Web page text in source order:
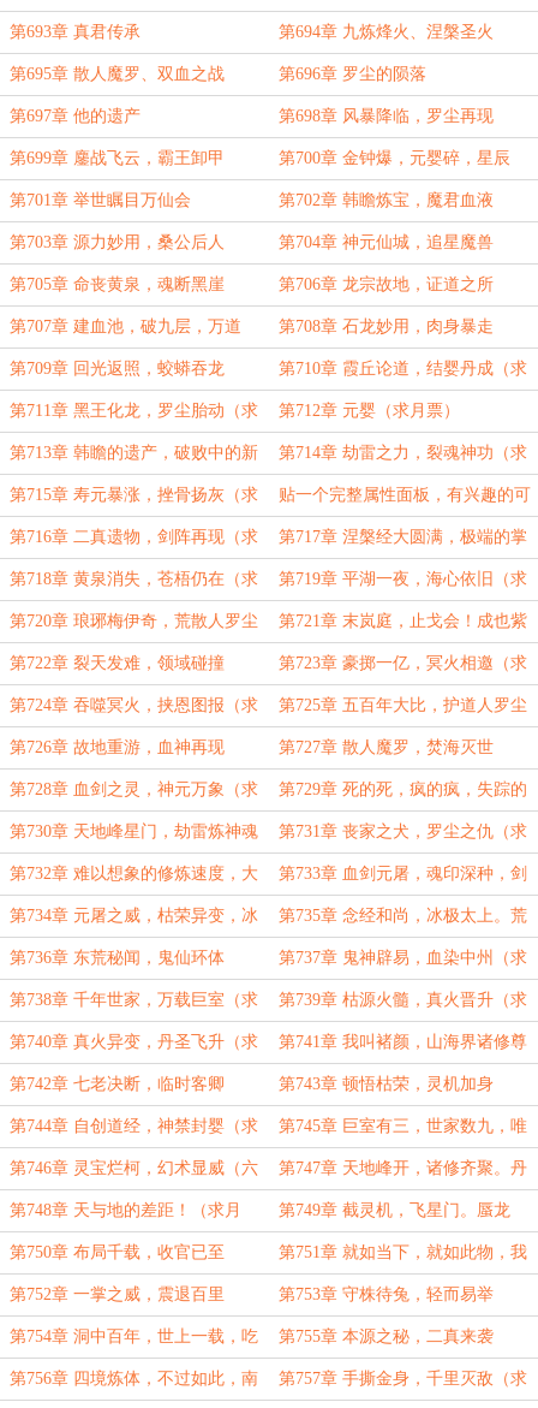
第693章 真君传承 第694章 九炼烽火、涅槃圣火
第695章 散人魔罗、双血之战 第696章 罗尘的陨落
第697章 他的遗产 第698章 风暴降临，罗尘再现
第699章 鏖战飞云，霸王卸甲 第700章 金钟爆，元婴碎，星辰
落，夜明昭
第701章 举世瞩目万仙会 第702章 韩瞻炼宝，魔君血液
第703章 源力妙用，桑公后人 第704章 神元仙城，追星魔兽
第705章 命丧黄泉，魂断黑崖 第706章 龙宗故地，证道之所
第707章 建血池，破九层，万道
终，道体隐（六千字大章）
第708章 石龙妙用，肉身暴走
第709章 回光返照，蛟蟒吞龙 第710章 霞丘论道，结婴丹成（求
月票）
第711章 黑王化龙，罗尘胎动（求
月票！）
第712章 元婴（求月票）
第713章 韩瞻的遗产，破败中的新
生（求求月票））
第714章 劫雷之力，裂魂神功（求
月票）
第715章 寿元暴涨，挫骨扬灰（求
月票！）
贴一个完整属性面板，有兴趣的可
以看看
第716章 二真遗物，剑阵再现（求
月票！）
第717章 涅槃经大圆满，极端的掌
控力！（求月票！）
第718章 黄泉消失，苍梧仍在（求
月票）
第719章 平湖一夜，海心依旧（求
月票）
第720章 琅琊梅伊奇，荒散人罗尘
（求月票）
第721章 末岚庭，止戈会！成也紫
府，败也紫府？
第722章 裂天发难，领域碰撞 第723章 豪掷一亿，冥火相邀（求
月票）
第724章 吞噬冥火，挟恩图报（求
月票）
第725章 五百年大比，护道人罗尘
（求月票）
第726章 故地重游，血神再现 第727章 散人魔罗，焚海灭世
第728章 血剑之灵，神元万象（求
月票！）
第729章 死的死，疯的疯，失踪的
失踪，不祥之海（六千字大章求月
票）
第730章 天地峰星门，劫雷炼神魂
（求月票）
第731章 丧家之犬，罗尘之仇（求
月票）
第732章 难以想象的修炼速度，大
器晚成（求月票！）
第733章 血剑元屠，魂印深种，剑
戟起航，神元封城（求月票！）
第734章 元屠之威，枯荣异变，冰
极宗之难，鬼仙楼再现（求月票！）
第735章 念经和尚，冰极太上。荒
兽一吼，大能出手（求月票）
第736章 东荒秘闻，鬼仙环体 第737章 鬼神辟易，血染中州（求
月票！）
第738章 千年世家，万载巨室（求
月票！）
第739章 枯源火髓，真火晋升（求
月票！）
第740章 真火异变，丹圣飞升（求
月票！）
第741章 我叫褚颜，山海界诸修尊
我为丹圣（求月票！）
第742章 七老决断，临时客卿 第743章 顿悟枯荣，灵机加身
第744章 自创道经，神禁封婴（求
月票！）
第745章 巨室有三，世家数九，唯
有寒门，一枝独秀
第746章 灵宝烂柯，幻术显威（六
千字大章，小补！）
第747章 天地峰开，诸修齐聚。丹
圣飞升，山海相贺！
第748章 天与地的差距！（求月
票）
第749章 截灵机，飞星门。蜃龙
醒，洞天开（求月票！）
第750章 布局千载，收官已至 第751章 就如当下，就如此物，我
罗尘不会让！
第752章 一掌之威，震退百里 第753章 守株待兔，轻而易举
第754章 洞中百年，世上一载，吃
了闷亏的罗尘
第755章 本源之秘，二真来袭
第756章 四境炼体，不过如此，南 第757章 手撕金身，千里灭敌（求